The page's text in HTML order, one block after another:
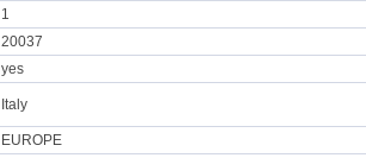
1
20037
yes
Italy
EUROPE